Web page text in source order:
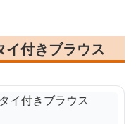
イ付きブラウス